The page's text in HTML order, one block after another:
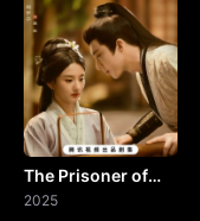
18. Bölüm
19. Bölüm
20. Bölüm
The Prisoner of
Beauty
2025